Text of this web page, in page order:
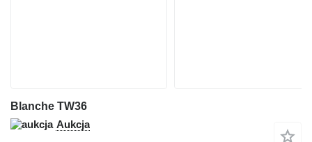
Blanche TW36
Aukcja